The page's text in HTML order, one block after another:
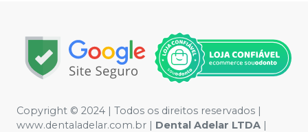
Copyright © 2024 | Todos os direitos reservados |
www.dentaladelar.com.br | Dental Adelar LTDA |